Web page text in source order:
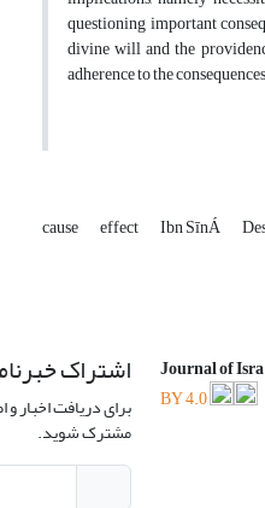
questioning important
divine will and the
adherence to the
cause effect Ibn SīnÁ
Journal of
BY 4.0
اشتراک
برای دریافت اخبار
مشترک شوید.